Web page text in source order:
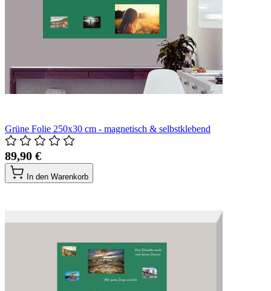
Grüne Folie 250x30 cm - magnetisch & selbstklebend
89,90 €
In den Warenkorb